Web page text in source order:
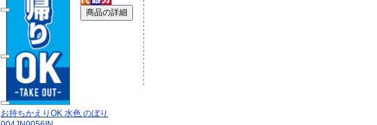
お持ちかえりOK 水色 のぼり